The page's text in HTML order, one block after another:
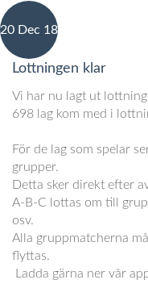
20 Dec 18
Lottningen klar
Vi har nu lagt ut
698 lag kom med i
För de lag som spelar
grupper.
Detta sker direkt efter
A-B-C lottas om till
osv.
Alla gruppmatcherna
flyttas.
Ladda gärna ner vår